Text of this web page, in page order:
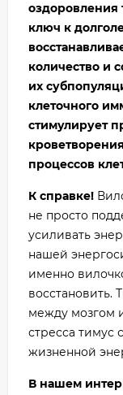
оздоровления
ключ к
количество и
их
клеточного
стимулирует
процессов
К справке!
не просто
усиливать
нашей
именно
восстановить.
между мозгом
стресса тимус
жизненной
В нашем